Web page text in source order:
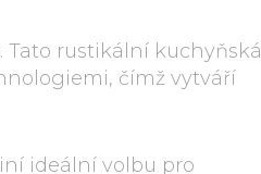
Tato rustikální kuchyňská
čímž vytváří
ideální volbu pro